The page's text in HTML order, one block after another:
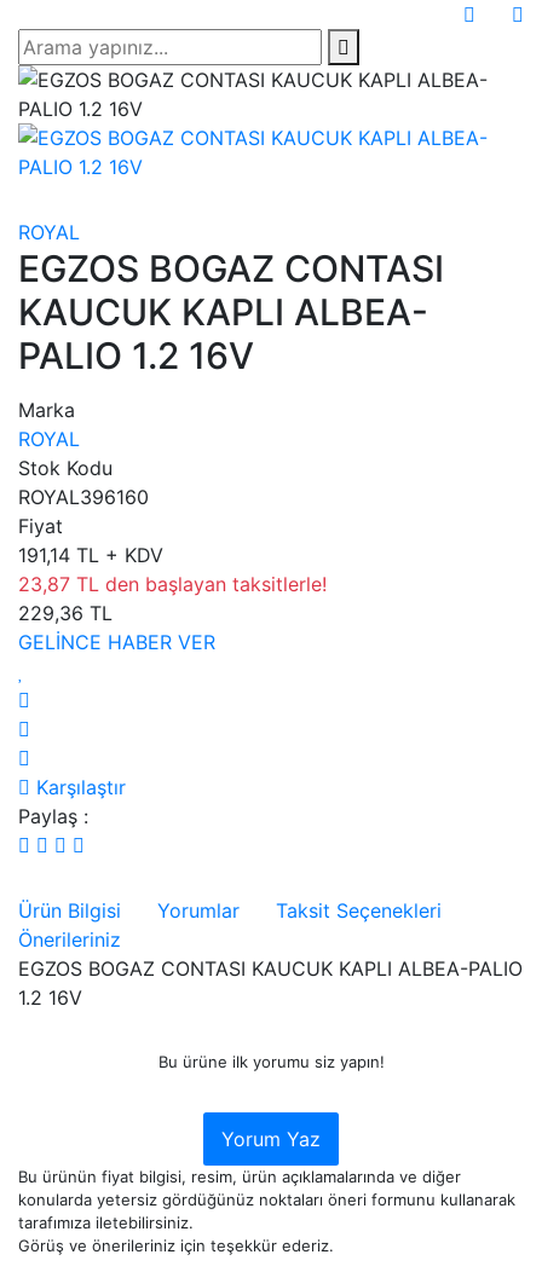
ROYAL
EGZOS BOGAZ CONTASI
KAUCUK KAPLI ALBEA-
PALIO 1.2 16V
Marka
ROYAL
Stok Kodu
ROYAL396160
Fiyat
191,14 TL + KDV
23,87 TL den başlayan taksitlerle!
229,36 TL
GELİNCE HABER VER
Karşılaştır
Paylaş :
Ürün Bilgisi Yorumlar
Taksit Seçenekleri
Önerileriniz
EGZOS BOGAZ CONTASI KAUCUK KAPLI ALBEA-PALIO
1.2 16V
Bu ürüne ilk yorumu siz yapın!
Yorum Yaz
Bu ürünün fiyat bilgisi, resim, ürün açıklamalarında ve diğer
konularda yetersiz gördüğünüz noktaları öneri formunu kullanarak
tarafımıza iletebilirsiniz.
Görüş ve önerileriniz için teşekkür ederiz.